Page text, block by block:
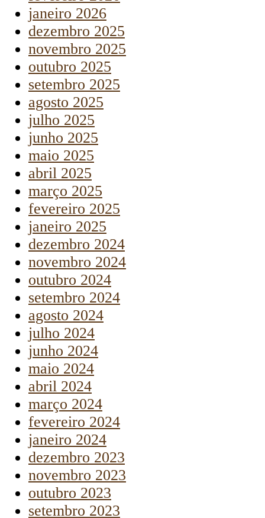
janeiro 2026
dezembro 2025
novembro 2025
outubro 2025
setembro 2025
agosto 2025
julho 2025
junho 2025
maio 2025
abril 2025
março 2025
fevereiro 2025
janeiro 2025
dezembro 2024
novembro 2024
outubro 2024
setembro 2024
agosto 2024
julho 2024
junho 2024
maio 2024
abril 2024
março 2024
fevereiro 2024
janeiro 2024
dezembro 2023
novembro 2023
outubro 2023
setembro 2023